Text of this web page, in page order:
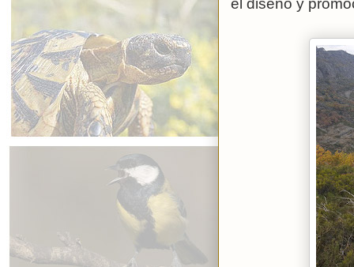
el diseño y